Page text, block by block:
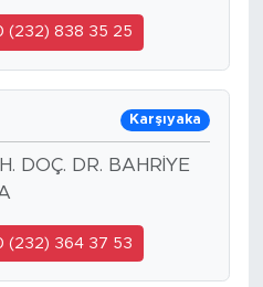
(232) 838 35 25
Karşıyaka
DOÇ. DR. BAHRİYE
(232) 364 37 53